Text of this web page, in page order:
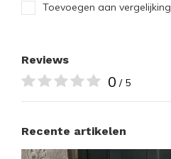
Toevoegen aan vergelijking
Reviews
0 / 5
Recente artikelen